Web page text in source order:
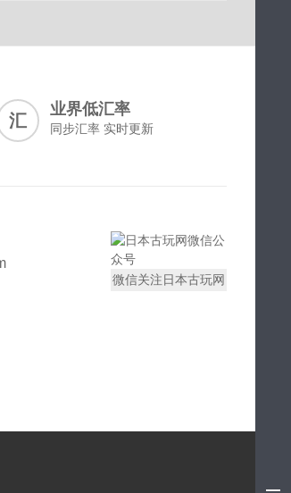
汇
业界低汇率
同步汇率 实时更新
微信关注日本古玩网